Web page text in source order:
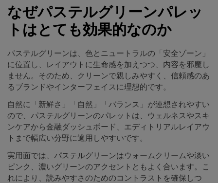
なぜパステルグリーンパレッ
トはとても効果的なのか
パステルグリーンは、色とニュートラルの「安全ゾーン」
に位置し、レイアウトに生命感を加えつつ、内容を邪魔し
ません。そのため、クリーンで親しみやすく、信頼感のあ
るブランドやインターフェイスに理想的です。
自然に「新鮮さ」「自然」「バランス」が連想されやすい
ので、パステルグリーンのパレットは、ウェルネスやスキ
ンケアから金融ダッシュボード、エディトリアルレイアウ
トまで幅広い分野に適用しやすいです。
実用面では、パステルグリーンはウォームクリームや淡い
ピンク、濃いグリーンのアクセントともよく合います。こ
れにより、読みやすさのためのコントラストを確保しつ